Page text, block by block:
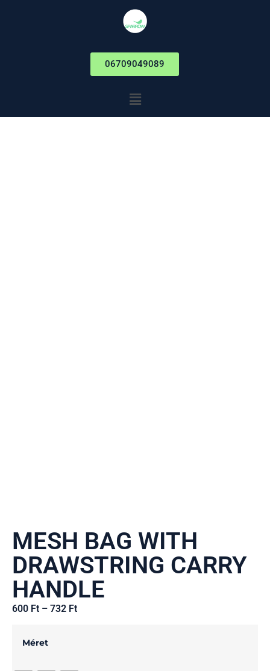
06709049089
MESH BAG WITH
DRAWSTRING CARRY
HANDLE
600 Ft – 732 Ft
Méret